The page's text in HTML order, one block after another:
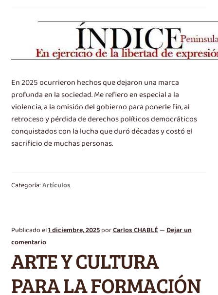
En 2025 ocurrieron hechos que dejaron una marca
profunda en la sociedad. Me refiero en especial a la
violencia, a la omisión del gobierno para ponerle fin, al
retroceso y pérdida de derechos políticos democráticos
conquistados con la lucha que duró décadas y costó el
sacrificio de muchas personas.
Categoría:Artículos
Publicado el1 diciembre, 2025porCarlos CHABLÉ—Dejar un
comentario
ARTE Y CULTURA
PARA LA FORMACIÓN